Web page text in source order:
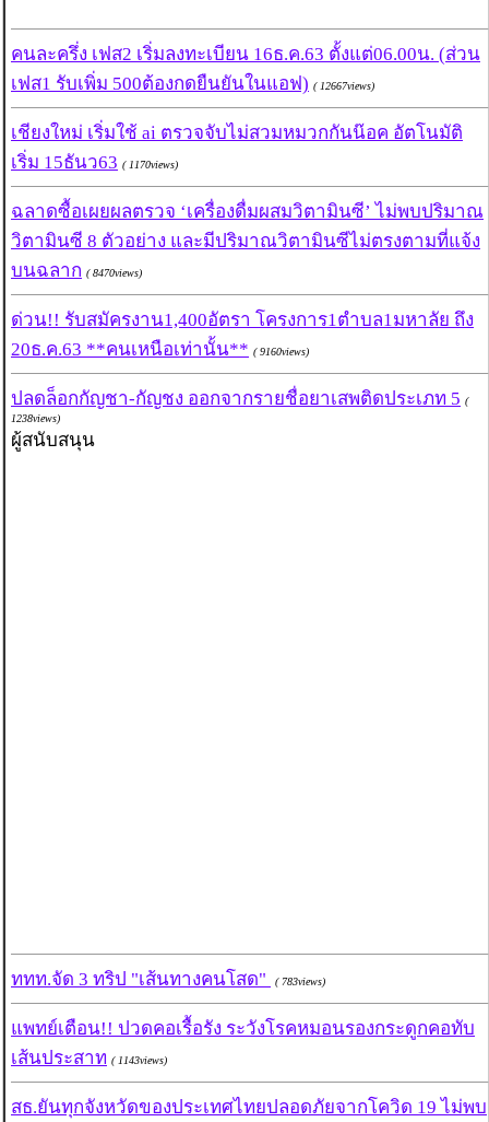
คนละครึ่ง เฟส2 เริ่มลงทะเบียน 16ธ.ค.63 ตั้งแต่06.00น. (ส่วน
เฟส1 รับเพิ่ม 500ต้องกดยืนยันในแอฟ) ( 12667views)
เชียงใหม่ เริ่มใช้ ai ตรวจจับไม่สวมหมวกกันน๊อค อัตโนมัติ
เริ่ม 15ธันว63 ( 1170views)
ฉลาดซื้อเผยผลตรวจ ‘เครื่องดื่มผสมวิตามินซี’ ไม่พบปริมาณ
วิตามินซี 8 ตัวอย่าง และมีปริมาณวิตามินซีไม่ตรงตามที่แจ้ง
บนฉลาก ( 8470views)
ด่วน!! รับสมัครงาน1,400อัตรา โครงการ1ตำบล1มหาลัย ถึง
20ธ.ค.63 **คนเหนือเท่านั้น** ( 9160views)
ปลดล็อกกัญชา-กัญชง ออกจากรายชื่อยาเสพติดประเภท 5 (
1238views)
ผู้สนับสนุน
ททท.จัด 3 ทริป "เส้นทางคนโสด" ( 783views)
แพทย์เตือน!! ปวดคอเรื้อรัง ระวังโรคหมอนรองกระดูกคอทับ
เส้นประสาท ( 1143views)
สธ.ยันทุกจังหวัดของประเทศไทยปลอดภัยจากโควิด 19 ไม่พบ